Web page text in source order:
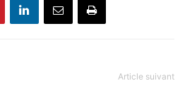
Article suivant